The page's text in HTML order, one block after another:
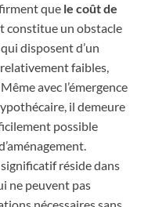
que le coût de
constitue un obstacle
disposent d’un
faibles,
avec l’émergence
il demeure
possible
réside dans
ne peuvent pas